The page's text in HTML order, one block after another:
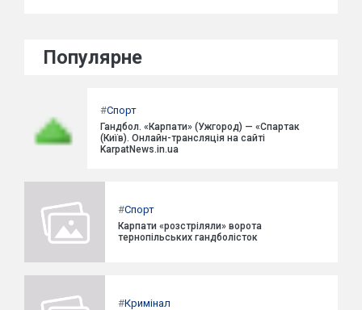
Популярне
#Спорт
Гандбол. «Карпати» (Ужгород) — «Спартак
(Київ). Онлайн-трансляція на сайті
KarpatNews.in.ua
#Спорт
Карпати «розстріляли» ворота
тернопільських гандболісток
#Кримінал